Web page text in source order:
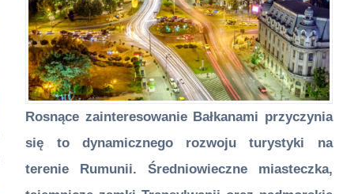
Rosnące zainteresowanie Bałkanami przyczynia
się to dynamicznego rozwoju turystyki na
terenie Rumunii. Średniowieczne miasteczka,